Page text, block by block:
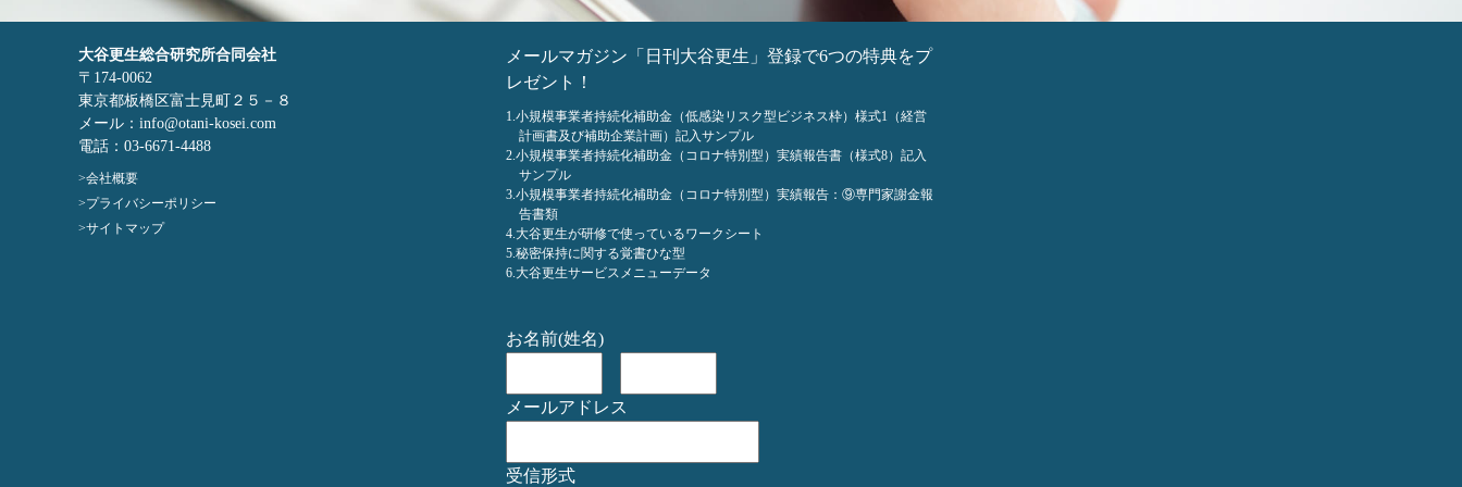
大谷更生総合研究所合同会社
〒174-0062
東京都板橋区富士見町２５－８
メール：info@otani-kosei.com
電話：03-6671-4488
会社概要
プライバシーポリシー
サイトマップ
メールマガジン「日刊大谷更生」登録で6つの特典をプ
レゼント！
1.小規模事業者持続化補助金（低感染リスク型ビジネス枠）様式1（経営
計画書及び補助企業計画）記入サンプル
2.小規模事業者持続化補助金（コロナ特別型）実績報告書（様式8）記入
サンプル
3.小規模事業者持続化補助金（コロナ特別型）実績報告：⑨専門家謝金報
告書類
4.大谷更生が研修で使っているワークシート
5.秘密保持に関する覚書ひな型
6.大谷更生サービスメニューデータ
お名前(姓名)
メールアドレス
受信形式